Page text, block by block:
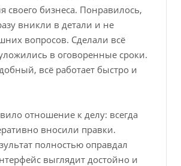
своего бизнеса. Понравилось,
вникли в детали и не
вопросов. Сделали всё
в оговоренные сроки.
всё работает быстро и
отношение к делу: всегда
вносили правки.
полностью оправдал
выглядит достойно и